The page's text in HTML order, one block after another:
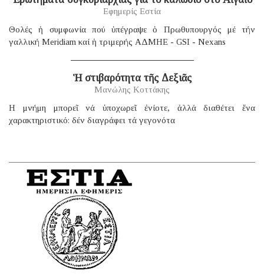
Εφημερίς Εστία
Θολές ἡ συμφωνία πού ὑπέγραψε ὁ Πρωθυπουργός μέ τήν
γαλλική Μeridiam καί ἡ τριμερής ΑΔΜΗΕ - GSI - Nexans
Ἡ στιβαρότητα τῆς Δεξιᾶς
Μανώλης Κοττάκης
H μνήμη μπορεῖ νά ὑποχωρεῖ ἐνίοτε, ἀλλά διαθέτει ἕνα
χαρακτηριστικό: δέν διαγράφει τά γεγονότα